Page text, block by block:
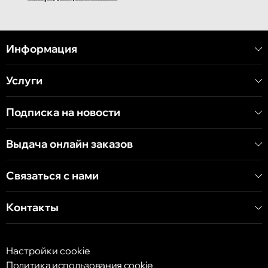
Кишинёв
Хынчештское шоссе, 60/4
бульвар Дечебал, 139
Информация
Услуги
Подписка на новости
Выдача онлайн заказов
Связаться с нами
Контакты
Настройки cookie
Политика использования cookie